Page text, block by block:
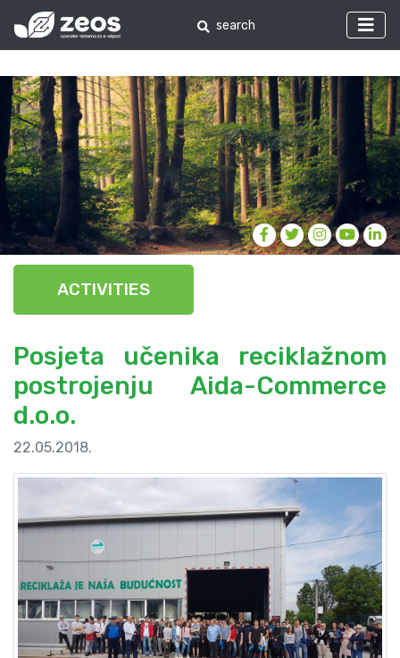
ACTIVITIES
Posjeta učenika reciklažnom
postrojenju Aida-Commerce
d.o.o.
22.05.2018.